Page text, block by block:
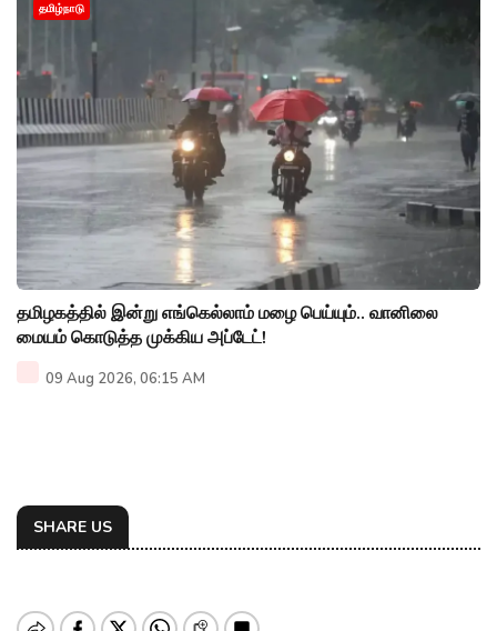
தமிழ்நாடு
தமிழகத்தில் இன்று எங்கெல்லாம் மழை பெய்யும்.. வானிலை
மையம் கொடுத்த முக்கிய அப்டேட்!
09 Aug 2026, 06:15 AM
SHARE US